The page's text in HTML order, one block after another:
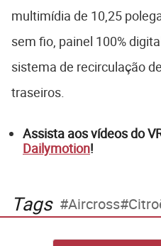
multimídia de 10,25
sem fio, painel 100%
sistema de recirculação
traseiros.
Assista aos vídeos do
Dailymotion!
Tags Aircross